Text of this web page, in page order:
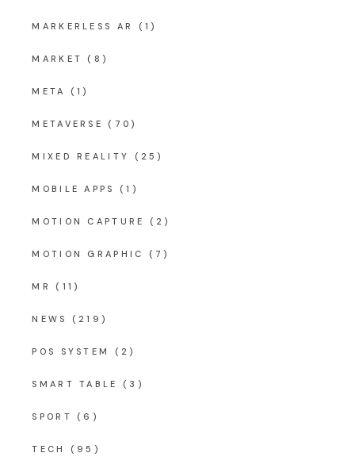
MARKERLESS AR (1)
MARKET (8)
META (1)
METAVERSE (70)
MIXED REALITY (25)
MOBILE APPS (1)
MOTION CAPTURE (2)
MOTION GRAPHIC (7)
MR (11)
NEWS (219)
POS SYSTEM (2)
SMART TABLE (3)
SPORT (6)
TECH (95)